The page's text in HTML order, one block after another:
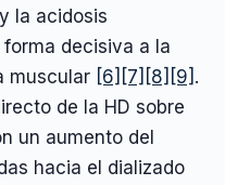
la acidosis
decisiva a la
muscular [6] [7] [8] [9] .
de la HD sobre
un aumento del
hacia el dializado